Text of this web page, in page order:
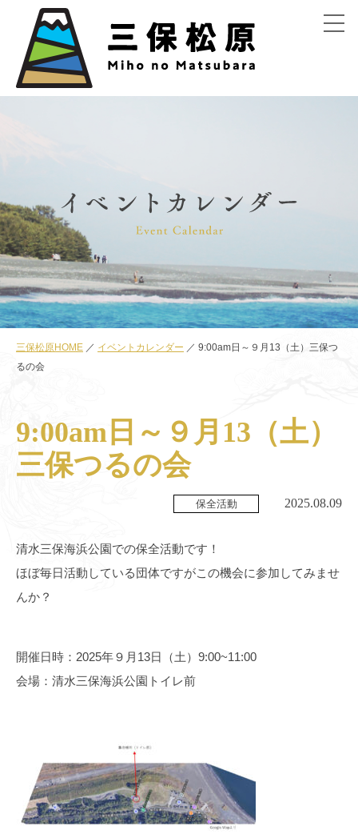
menu
三保松原HOME イベントカレンダー
9:00am日～９月13（土）三保つ
るの会
9:00am日～９月13（土）
三保つるの会
保全活動 2025.08.09
清水三保海浜公園での保全活動です！
ほぼ毎日活動している団体ですがこの機会に参加してみませ
んか？
開催日時：2025年９月13日（土）9:00~11:00
会場：清水三保海浜公園トイレ前